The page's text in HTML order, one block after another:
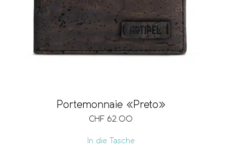
Portemonnaie «Preto»
CHF 62.00
In die Tasche